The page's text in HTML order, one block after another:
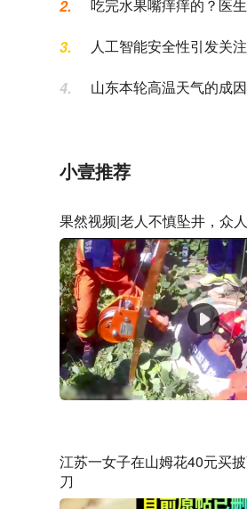
2.
吃完水果嘴痒痒的？医
3.
人工智能安全性引发关
4.
山东本轮高温天气的成
小壹推荐
果然视频|老人不慎坠井，众
江苏一女子在山姆花40元买
刀